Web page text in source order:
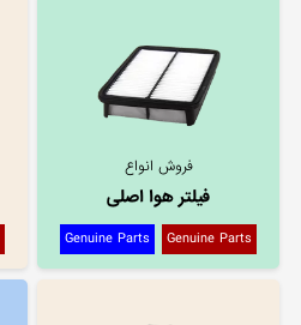
فروش انواع
فیلتر هوا اصلی
Genuine Parts
Genuine Parts